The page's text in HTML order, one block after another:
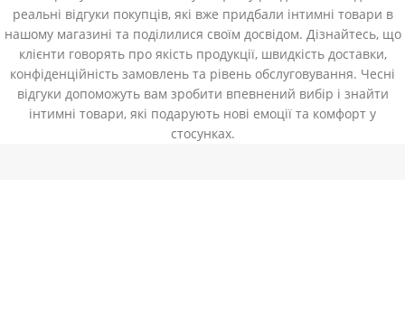
реальні відгуки покупців, які вже придбали інтимні товари в
нашому магазині та поділилися своїм досвідом. Дізнайтесь, що
клієнти говорять про якість продукції, швидкість доставки,
конфіденційність замовлень та рівень обслуговування. Чесні
відгуки допоможуть вам зробити впевнений вибір і знайти
інтимні товари, які подарують нові емоції та комфорт у
стосунках.